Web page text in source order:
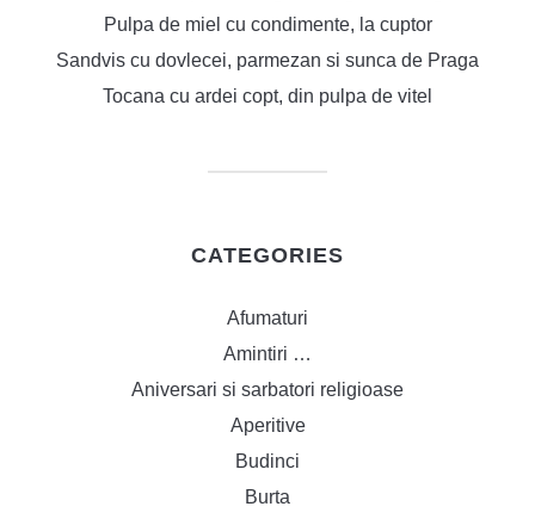
Pulpa de miel cu condimente, la cuptor
Sandvis cu dovlecei, parmezan si sunca de Praga
Tocana cu ardei copt, din pulpa de vitel
CATEGORIES
Afumaturi
Amintiri …
Aniversari si sarbatori religioase
Aperitive
Budinci
Burta